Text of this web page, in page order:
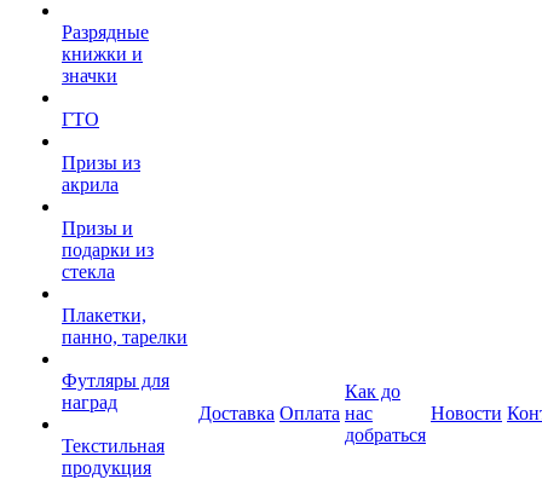
Разрядные
книжки и
значки
ГТО
Призы из
акрила
Призы и
подарки из
стекла
Плакетки,
панно, тарелки
Футляры для
наград
Текстильная
продукция
Доставка Оплата
Как до
нас
добраться
Новости